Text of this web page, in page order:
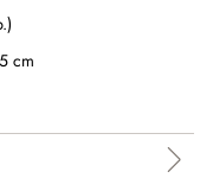
cm